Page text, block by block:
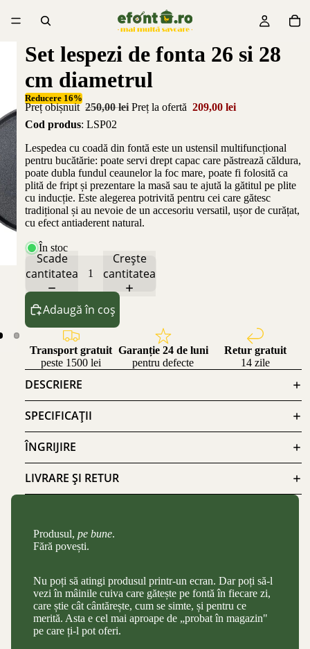
Set lespezi de fonta 26 si 28
cm diametrul
Reducere 16%
Preț obișnuit 250,00 lei Preț la ofertă 209,00 lei
Cod produs: LSP02
Lespedea cu coadă din fontă este un ustensil multifuncțional
pentru bucătărie: poate servi drept capac care păstrează căldura,
poate dubla fundul ceaunelor la foc mare, poate fi folosită ca
plită de fript și prezentare la masă sau te ajută la gătitul pe plite
cu inducție. Este alegerea potrivită pentru cei care gătesc
tradițional și au nevoie de un accesoriu versatil, ușor de curățat,
cu efect antiaderent natural.
În stoc
Scade
cantitatea
Crește
cantitatea
Adaugă în coș
Transport gratuit
peste 1500 lei
Garanție 24 de luni
pentru defecte
Retur gratuit
14 zile
DESCRIERE
SPECIFICAȚII
ÎNGRIJIRE
LIVRARE ȘI RETUR
Produsul, pe bune.
Fără povești.
Nu poți să atingi produsul printr-un ecran. Dar poți să-l
vezi în mâinile cuiva care gătește pe fontă în fiecare zi,
care știe cât cântărește, cum se simte, și pentru ce
merită. Asta e cel mai aproape de „probat în magazin"
pe care ți-l pot oferi.